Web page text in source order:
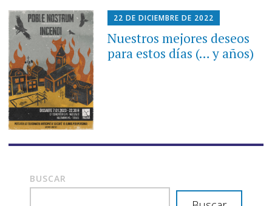
22 DE DICIEMBRE DE 2022
Nuestros mejores deseos
para estos días (… y años)
BUSCAR